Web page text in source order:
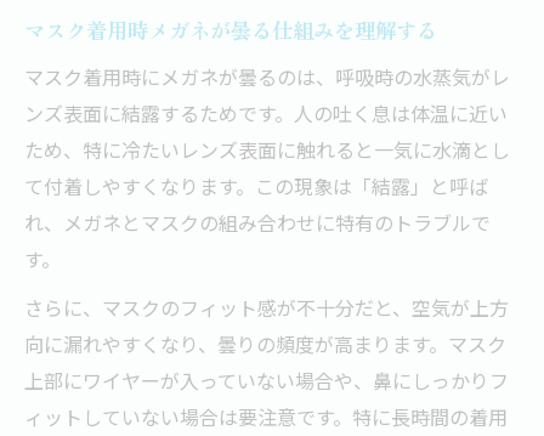
曇りにくいマスクの付け方とフィットの工
メガネが曇らないマスクの折り方と裏ワザ
ティッシュ活用でメガネ曇りを防ぐポイン
ト
マスク上部の隙間を減らすコツを伝授
100均グッズでできるメガネ曇り対策厳選
メガネ曇りを防ぐ簡単な裏ワザを実践
SNSで話題のメガネ曇り解消法まとめ
メガネ曇りに役立つ日常アイテムの使い方
マスク着用時メガネが曇る仕組みを理解する
マスク着用時にメガネが曇るのは、呼吸時の水蒸気がレ
ンズ表面に結露するためです。人の吐く息は体温に近い
ため、特に冷たいレンズ表面に触れると一気に水滴とし
て付着しやすくなります。この現象は「結露」と呼ば
れ、メガネとマスクの組み合わせに特有のトラブルで
す。
さらに、マスクのフィット感が不十分だと、空気が上方
向に漏れやすくなり、曇りの頻度が高まります。マスク
上部にワイヤーが入っていない場合や、鼻にしっかりフ
ィットしていない場合は要注意です。特に長時間の着用